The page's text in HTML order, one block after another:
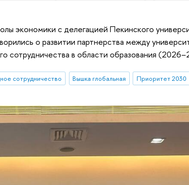
экономики с делегацией Пекинского
о развитии партнерства между
сотрудничества в области образования
сотрудничество Вышка глобальная Приоритет 2030